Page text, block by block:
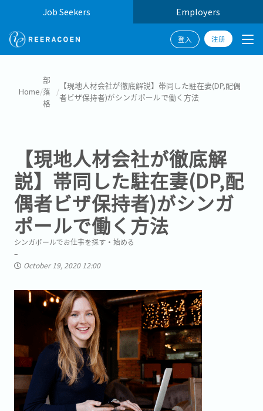
Job Seekers Employers
登入 注册
Home/
部
落
格
/
【現地人材会社が徹底解説】帯同した駐在妻(DP,配偶
者ビザ保持者)がシンガポールで働く方法
【現地人材会社が徹底解
説】帯同した駐在妻(DP,配
偶者ビザ保持者)がシンガ
ポールで働く方法
シンガポールでお仕事を探す・始める
October 19, 2020 12:00